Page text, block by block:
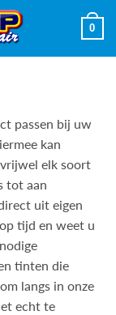
0
passen bij uw
kan
elk soort
tot aan
uit eigen
tijd en weet u
tinten die
langs in onze
echt te